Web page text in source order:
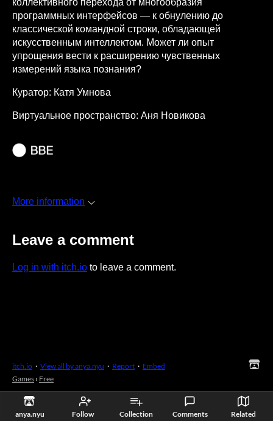
anya.nyu Follow Collection Comments Related
коллективного перехода от многообразия
программных интерфейсов — к обнулению до
классической командной строки, обладающей
искусственным интеллектом. Может ли опыт
упрощения вести к расширению чувственных
измерений языка познания?
Куратор: Катя Умнова
Виртуальное пространство: Аня Новикова
More information
Leave a comment
Log in with itch.io to leave a comment.
itch.io · View all by anya.nyu · Report · Embed
Games › Free